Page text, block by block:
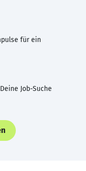
für ein
Job-Suche